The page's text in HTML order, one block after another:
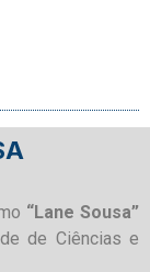
“Lane Sousa”
de Ciências e